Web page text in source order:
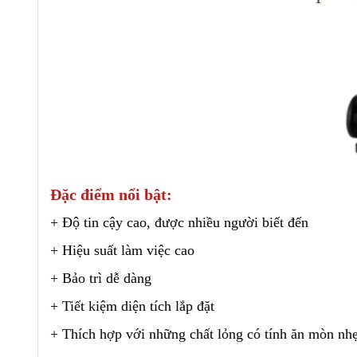
Đặc điểm nổi bật:
+ Độ tin cậy cao, được nhiều người biết đến
+ Hiệu suất làm việc cao
+ Bảo trì dễ dàng
+ Tiết kiệm diện tích lắp đặt
+ Thích hợp với những chất lỏng có tính ăn mòn